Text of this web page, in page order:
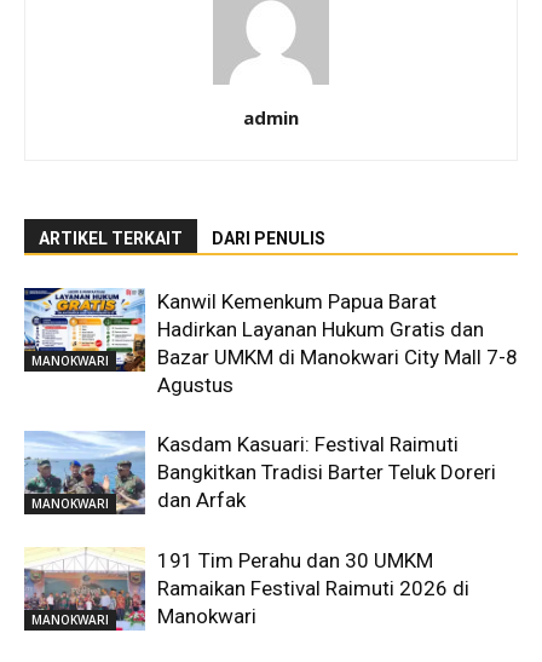
admin
ARTIKEL TERKAIT DARI PENULIS
MANOKWARI
Kanwil Kemenkum Papua Barat
Hadirkan Layanan Hukum Gratis dan
Bazar UMKM di Manokwari City Mall 7-8
Agustus
MANOKWARI
Kasdam Kasuari: Festival Raimuti
Bangkitkan Tradisi Barter Teluk Doreri
dan Arfak
MANOKWARI
191 Tim Perahu dan 30 UMKM
Ramaikan Festival Raimuti 2026 di
Manokwari